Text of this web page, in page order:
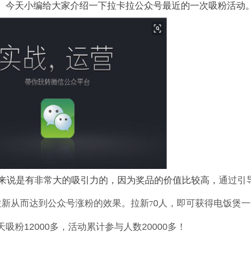
天小编给大家介绍一下拉卡拉公众号最近的一次吸粉活动。
是有非常大的吸引力的，因为奖品的价值比较高， 通过引
从而达到公众号涨粉的效果。拉新70人，即可获得电饭煲
吸粉12000多，活动累计参与人数20000多！